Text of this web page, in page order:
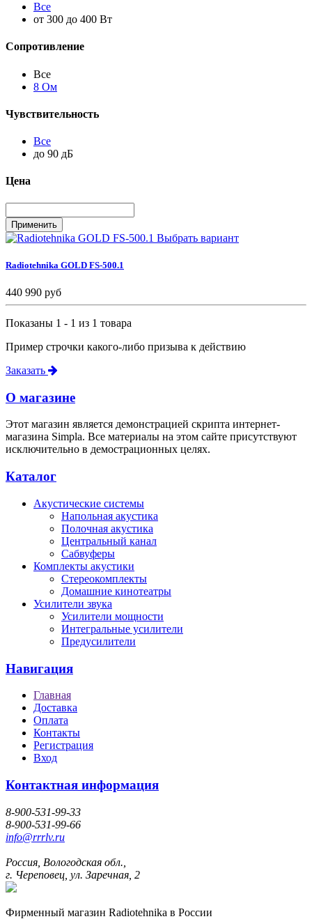
Все
от 300 до 400 Вт
Сопротивление
Все
8 Ом
Чувствительность
Все
до 90 дБ
Цена
Выбрать вариант
Radiotehnika GOLD FS-500.1
440 990 руб
Показаны 1 - 1 из 1 товара
Пример строчки какого-либо призыва к действию
Заказать
О магазине
Этот магазин является демонстрацией скрипта интернет-
магазина Simpla. Все материалы на этом сайте присутствуют
исключительно в демострационных целях.
Каталог
Акустические системы
Напольная акустика
Полочная акустика
Центральный канал
Сабвуферы
Комплекты акустики
Стереокомплекты
Домашние кинотеатры
Усилители звука
Усилители мощности
Интегральные усилители
Предусилители
Навигация
Главная
Доставка
Оплата
Контакты
Регистрация
Вход
Контактная информация
8-900-531-99-33
8-900-531-99-66
info@rrrlv.ru
Россия, Вологодская обл.,
г. Череповец, ул. Заречная, 2
Фирменный магазин Radiotehnika в России